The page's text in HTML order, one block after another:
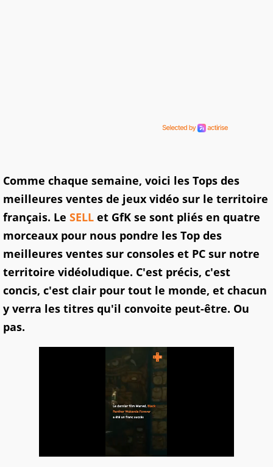
Comme chaque semaine, voici les Tops des
meilleures ventes de jeux vidéo sur le territoire
français. Le SELL et GfK se sont pliés en quatre
morceaux pour nous pondre les Top des
meilleures ventes sur consoles et PC sur notre
territoire vidéoludique. C'est précis, c'est
concis, c'est clair pour tout le monde, et chacun
y verra les titres qu'il convoite peut-être. Ou
pas.